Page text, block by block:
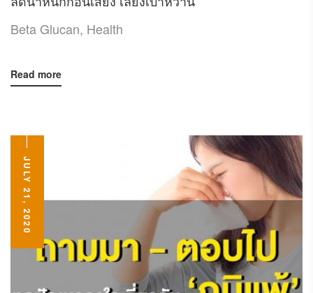
Beta Glucan, Health
Read more
JULY 21, 2020